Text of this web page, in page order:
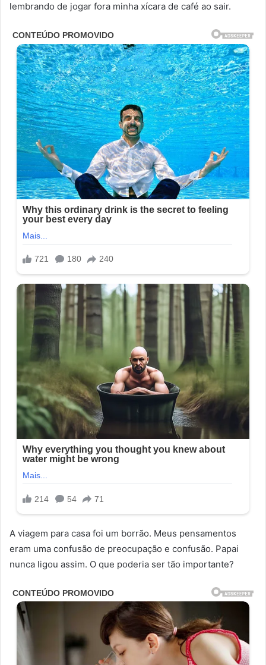
lembrando de jogar fora minha xícara de café ao sair.
A viagem para casa foi um borrão. Meus pensamentos
eram uma confusão de preocupação e confusão. Papai
nunca ligou assim. O que poderia ser tão importante?